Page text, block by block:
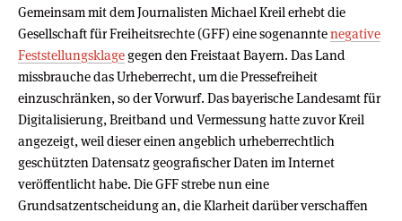
Gemeinsam mit dem Journalisten Michael Kreil erhebt die
Gesellschaft für Freiheitsrechte (GFF) eine sogenanntenegative
Feststellungsklagegegen den Freistaat Bayern. Das Land
missbrauche das Urheberrecht, um die Pressefreiheit
einzuschränken, so der Vorwurf. Das bayerische Landesamt für
Digitalisierung, Breitband und Vermessung hatte zuvor Kreil
angezeigt, weil dieser einen angeblich urheberrechtlich
geschützten Datensatz geografischer Daten im Internet
veröffentlicht habe. Die GFF strebe nun eine
Grundsatzentscheidung an, die Klarheit darüber verschaffen